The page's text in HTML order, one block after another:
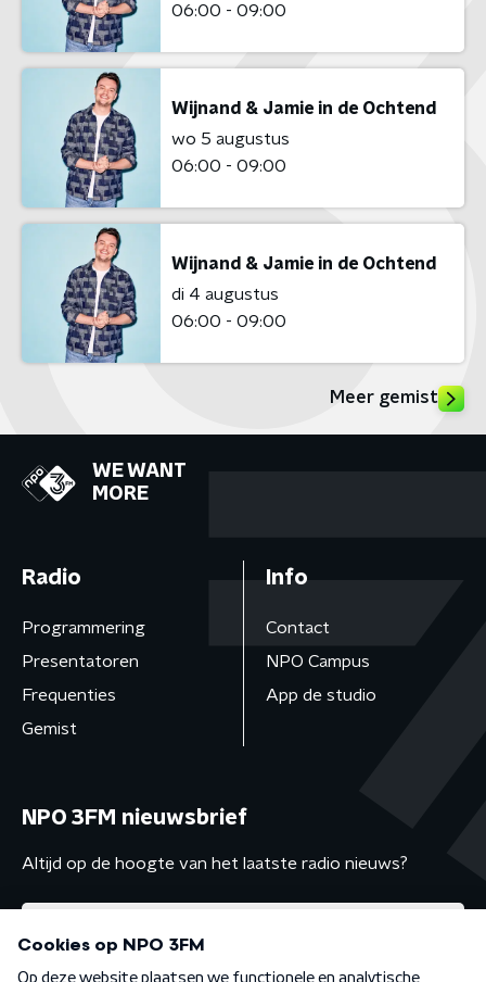
06:00 - 09:00
Wijnand & Jamie in de Ochtend
wo 5 augustus
06:00 - 09:00
Wijnand & Jamie in de Ochtend
di 4 augustus
06:00 - 09:00
Meer gemist
WE WANT
MORE
Radio
Programmering
Presentatoren
Frequenties
Gemist
Info
Contact
NPO Campus
App de studio
NPO 3FM nieuwsbrief
Altijd op de hoogte van het laatste radio nieuws?